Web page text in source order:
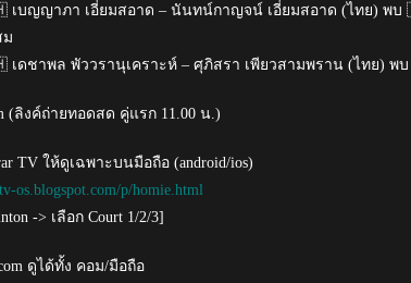
เบญญาภา เอี่ยมสอาด – นันทน์กาญจน์ เอี่ยมสอาด (ไทย) พ
ม
เดชาพล พัววรานุเคราะห์ – ศุภิสรา เพียวสามพราน (ไทย)
(ลิงค์ถ่ายทอดสด คู่แรก 11.00 น.)
TV ให้ดูเฉพาะบนมือถือ (android/ios)
os.blogspot.com/p/homie.html
-> เลือก Court 1/2/3]
ดูได้ทั้ง คอม/มือถือ